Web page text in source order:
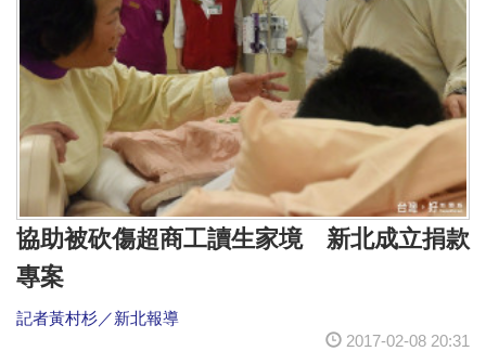
協助被砍傷超商工讀生家境 新北成立捐款
專案
記者黃村杉／新北報導
2017-02-08 20:31